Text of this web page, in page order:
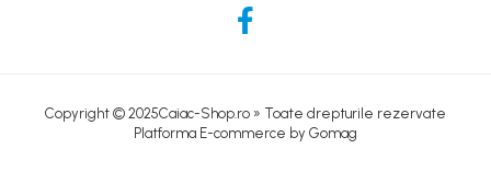
Copyright © 2025Caiac-Shop.ro » Toate drepturile rezervate
Platforma E-commerce by Gomag